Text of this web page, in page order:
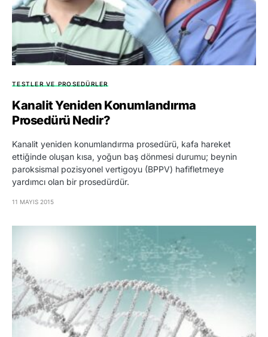
TESTLER VE PROSEDÜRLER
Kanalit Yeniden Konumlandırma
Prosedürü Nedir?
Kanalit yeniden konumlandırma prosedürü, kafa hareket
ettiğinde oluşan kısa, yoğun baş dönmesi durumu; beynin
paroksismal pozisyonel vertigoyu (BPPV) hafifletmeye
yardımcı olan bir prosedürdür.
11 MAYIS 2015